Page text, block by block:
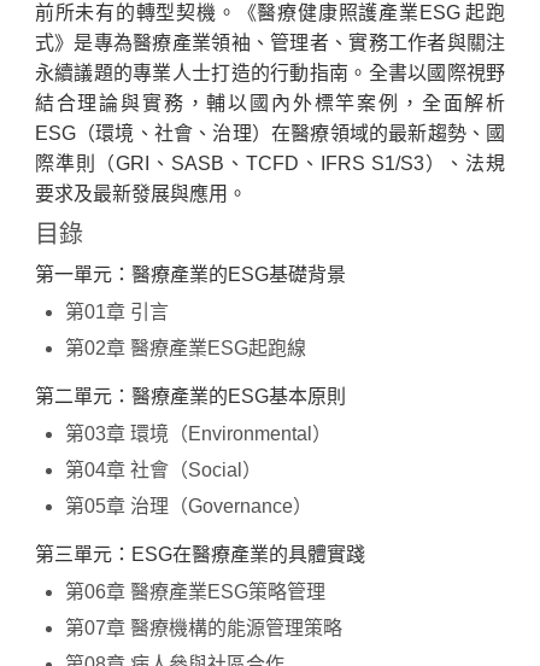
前所未有的轉型契機。《醫療健康照護產業ESG 起跑
式》是專為醫療產業領袖、管理者、實務工作者與關注
永續議題的專業人士打造的行動指南。全書以國際視野
結合理論與實務，輔以國內外標竿案例，全面解析
ESG（環境、社會、治理）在醫療領域的最新趨勢、國
際準則（GRI、SASB、TCFD、IFRS S1/S3）、法規
要求及最新發展與應用。
目錄
第一單元：醫療產業的ESG基礎背景
第01章 引言
第02章 醫療產業ESG起跑線
第二單元：醫療產業的ESG基本原則
第03章 環境（Environmental）
第04章 社會（Social）
第05章 治理（Governance）
第三單元：ESG在醫療產業的具體實踐
第06章 醫療產業ESG策略管理
第07章 醫療機構的能源管理策略